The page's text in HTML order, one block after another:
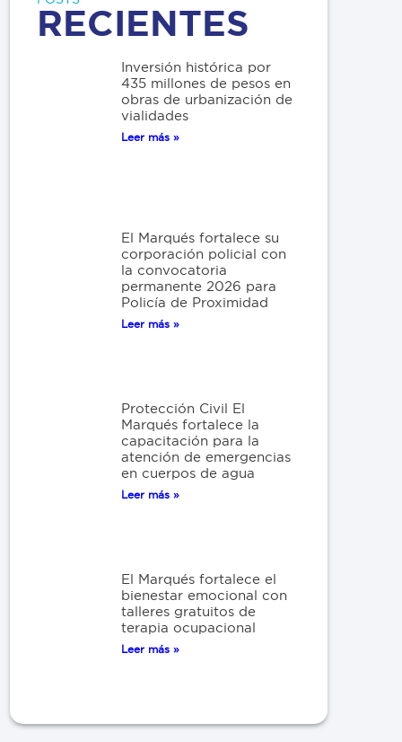
RECIENTES
Inversión histórica por
435 millones de pesos en
obras de urbanización de
vialidades
Leer más »
El Marqués fortalece su
corporación policial con
la convocatoria
permanente 2026 para
Policía de Proximidad
Leer más »
Protección Civil El
Marqués fortalece la
capacitación para la
atención de emergencias
en cuerpos de agua
Leer más »
El Marqués fortalece el
bienestar emocional con
talleres gratuitos de
terapia ocupacional
Leer más »